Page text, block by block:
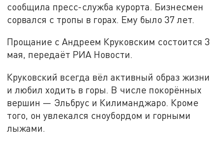
сообщила пресс-служба курорта. Бизнесмен
сорвался с тропы в горах. Ему было 37 лет.
Прощание с Андреем Круковским состоится 3
мая, передаёт РИА Новости.
Круковский всегда вёл активный образ жизни
и любил ходить в горы. В числе покорённых
вершин — Эльбрус и Килиманджаро. Кроме
того, он увлекался сноубордом и горными
лыжами.